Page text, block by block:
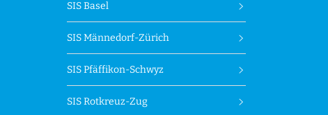
SIS Basel
SIS Männedorf-Zürich
SIS Pfäffikon-Schwyz
SIS Rotkreuz-Zug